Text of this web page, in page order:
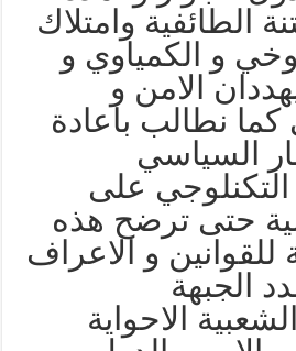
الطائفية وامتلاك
و الكمياوي و
الامن و
نطالب باعادة
السياسي
على
حتى ترضح هذه
و الاعراف
تجدد الجبهة
الاحواية